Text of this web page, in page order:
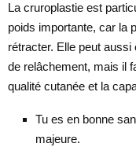
La cruroplastie est
poids importante, car la
rétracter. Elle peut aussi
de relâchement, mais il
qualité cutanée et la
Tu es en bonne
majeure.